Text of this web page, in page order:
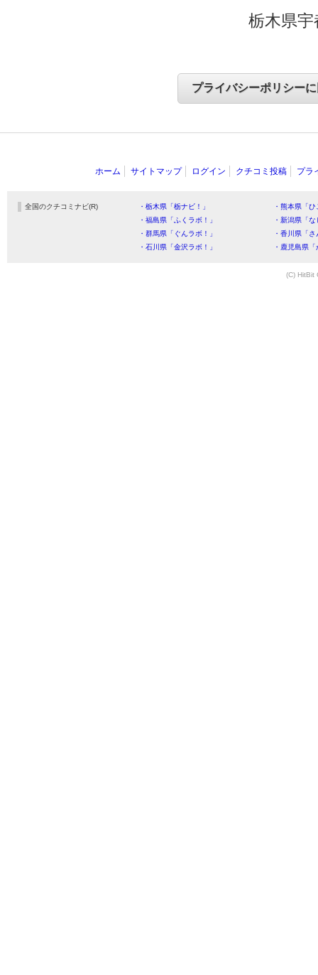
栃木県
ホーム サイトマップ ログイン クチコミ投稿 プラ
全国のクチコミナビ(R) ・栃木県「栃ナビ！」
・熊本県「
・福島県「ふくラボ！」
・新潟県「
・群馬県「ぐんラボ！」
・香川県「
・石川県「金沢ラボ！」
・鹿児島県
(C) HitBit